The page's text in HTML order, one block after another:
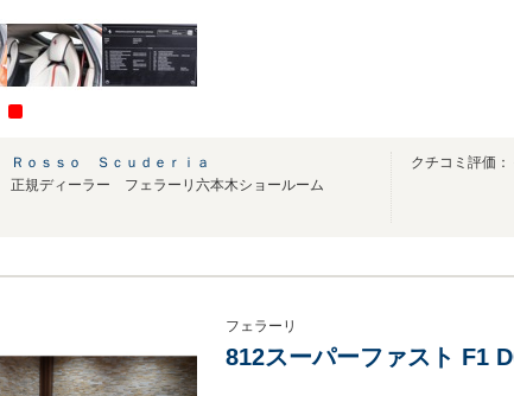
Ｒｏｓｓｏ Ｓｃｕｄｅｒｉａ
正規ディーラー フェラーリ六本木ショールーム
クチコミ評価：
フェラーリ
812スーパーファスト F1